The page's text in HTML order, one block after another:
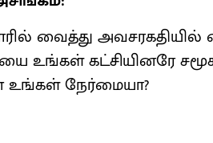
வைத்து அவசரகதியில்
உங்கள் கட்சியினரே
உங்கள் நேர்மையா?